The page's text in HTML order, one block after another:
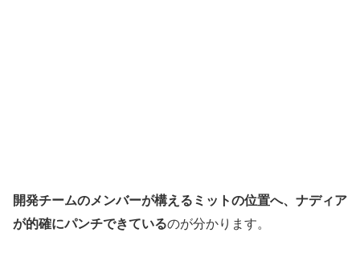
開発チームのメンバーが構えるミットの位置へ、ナディア
が的確にパンチできているのが分かります。